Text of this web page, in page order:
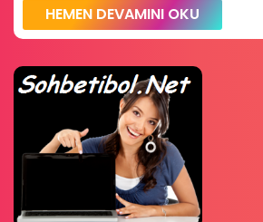
HEMEN DEVAMINI OKU